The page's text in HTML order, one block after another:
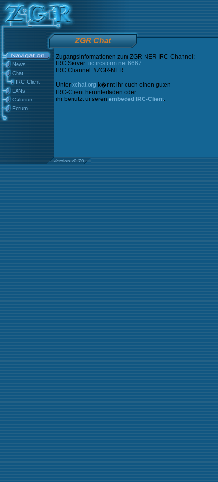
ZGR Chat
News
Chat
IRC-Client
LANs
Galerien
Forum
Zugangsinformationen zum ZGR-NER IRC-Channel:
IRC Server: irc.ircstorm.net:6667
IRC Channel: #ZGR-NER
Unter xchat.org k�nnt ihr euch einen guten
IRC-Client herunterladen oder
ihr benutzt unseren embeded IRC-Client.
Version v0.70